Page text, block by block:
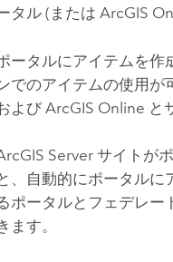
タル (またはArcGIS
ータルにアイテムを作
でのアイテムの使用が
よびArcGIS Online と
Server サイトが
、自動的にポータル
ポータルとフェデレー
ます。